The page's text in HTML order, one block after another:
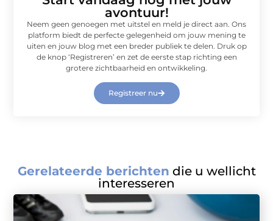
avontuur!
Neem geen genoegen met uitstel en meld je direct aan. Ons
platform biedt de perfecte gelegenheid om jouw mening te
uiten en jouw blog met een breder publiek te delen. Druk op
de knop ‘Registreren’ en zet de eerste stap richting een
grotere zichtbaarheid en ontwikkeling.
Registreer nu
Gerelateerde berichten die u wellicht
interesseren